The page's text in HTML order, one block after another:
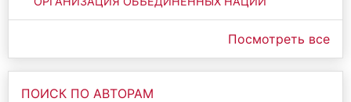
Посмотреть все
ПОИСК ПО АВТОРАМ